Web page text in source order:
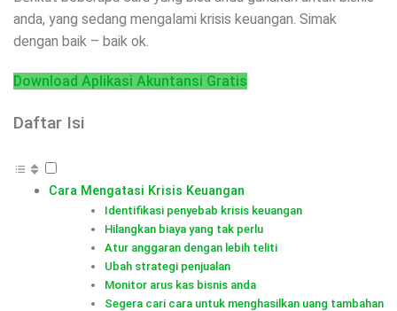
anda, yang sedang mengalami krisis keuangan. Simak
dengan baik – baik ok.
Download Aplikasi Akuntansi Gratis
Daftar Isi
Cara Mengatasi Krisis Keuangan
Identifikasi penyebab krisis keuangan
Hilangkan biaya yang tak perlu
Atur anggaran dengan lebih teliti
Ubah strategi penjualan
Monitor arus kas bisnis anda
Segera cari cara untuk menghasilkan uang tambahan